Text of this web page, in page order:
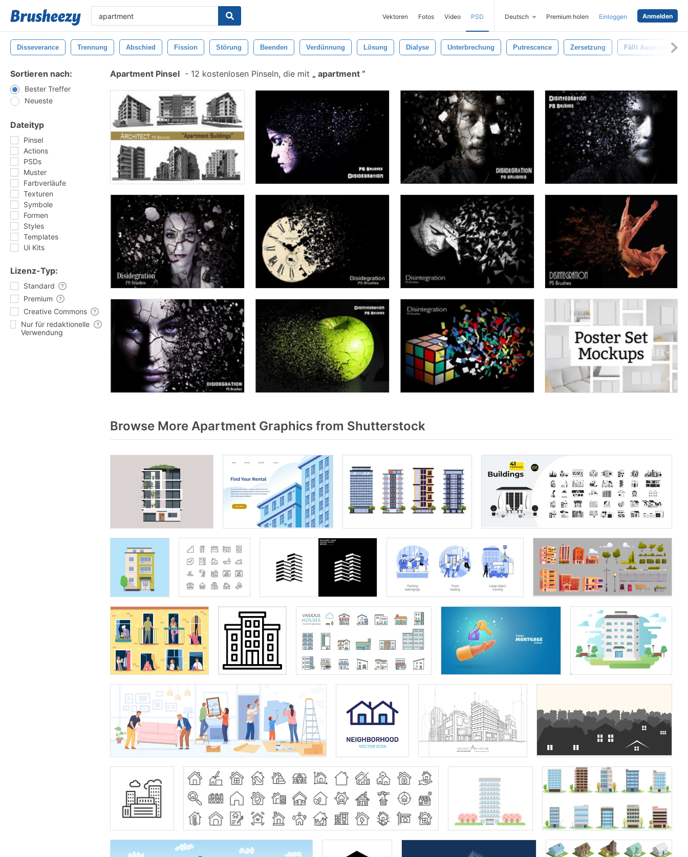
Vektoren Fotos Video PSD Deutsch Premium holen Einloggen Anmelden
Disseverance Trennung Abschied Fission Störung Beenden Verdünnung Lösung Dialyse Unterbrechung Putrescence Zersetzung Fällt Auseinander
Sortieren nach:
Bester Treffer
Neueste
Dateityp
Pinsel
Actions
PSDs
Muster
Farbverläufe
Texturen
Symbole
Formen
Styles
Templates
Ui Kits
Lizenz-Typ:
Standard
Premium
Creative Commons
Nur für redaktionelle
Verwendung
Apartment Pinsel - 12 kostenlosen Pinseln, die mit apartment
Browse More Apartment Graphics from Shutterstock